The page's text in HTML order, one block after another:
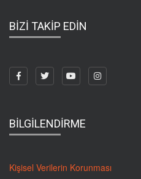
BİZİ TAKİP EDİN
BİLGİLENDİRME
Kişisel Verilerin Korunması